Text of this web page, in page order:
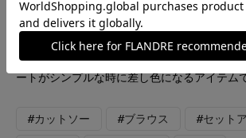
DAYの定番人気インナーです。とても柔らか
す。 ［バッグ］ポリエステル素材で汚れが
す。長い持ち手も付いているので型掛けも出
ートがシンプルな時に差し色になるアイテム
#カットソー #ブラウス #セット